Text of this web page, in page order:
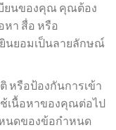
บียนของคุณ คุณต้อง
หา สื่อ หรือ
นยอมเป็นลายลักษณ์
หรือป้องกันการเข้า
ช้เนื้อหาของคุณต่อไป
นดของข้อกำหนด